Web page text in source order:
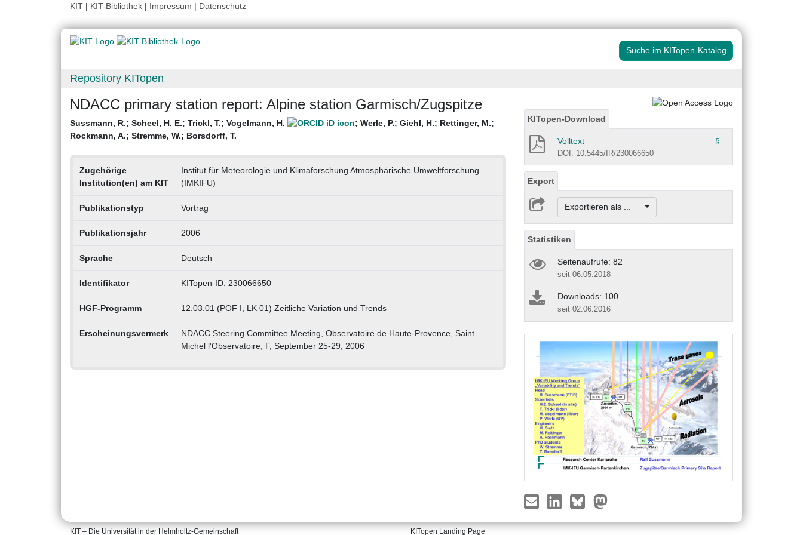
KIT | KIT-Bibliothek | Impressum | Datenschutz
Suche im KITopen-Katalog
Repository KITopen
NDACC primary station report: Alpine station Garmisch/Zugspitze
Sussmann, R.; Scheel, H. E.; Trickl, T.; Vogelmann, H. ; Werle, P.; Giehl, H.; Rettinger, M.;
Rockmann, A.; Stremme, W.; Borsdorff, T.
Zugehörige
Institution(en) am KIT
Institut für Meteorologie und Klimaforschung Atmosphärische Umweltforschung
(IMKIFU)
Publikationstyp Vortrag
Publikationsjahr 2006
Sprache Deutsch
Identifikator KITopen-ID: 230066650
HGF-Programm 12.03.01 (POF I, LK 01) Zeitliche Variation und Trends
Erscheinungsvermerk
NDACC Steering Committee Meeting, Observatoire de Haute-Provence, Saint
Michel l'Observatoire, F, September 25-29, 2006
KITopen-Download
Volltext §
DOI: 10.5445/IR/230066650
Export
Exportieren als ...
Statistiken
Seitenaufrufe: 82
seit 06.05.2018
Downloads: 100
seit 02.06.2016
KIT – Die Universität in der Helmholtz-Gemeinschaft KITopen Landing Page